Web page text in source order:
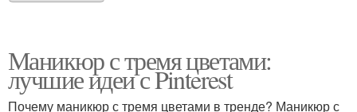
Маникюр с тремя цветами:
лучшие идеи с Pinterest
Почему маникюр с тремя цветами в тренде? Маникюр с